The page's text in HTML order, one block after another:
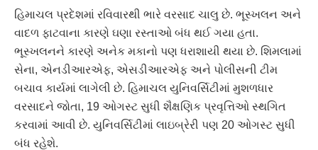
હિમાચલ પ્રદેશમાં રવિવારથી ભારે વરસાદ ચાલુ છે. ભૂસ્ખલન અને
વાદળ ફાટવાના કારણે ઘણા રસ્તાઓ બંધ થઈ ગયા હતા.
ભૂસ્ખલનને કારણે અનેક મકાનો પણ ધરાશાયી થયા છે. શિમલામાં
સેના, એનડીઆરએફ, એસડીઆરએફ અને પોલીસની ટીમ
બચાવ કાર્યમાં લાગેલી છે. હિમાચલ યુનિવર્સિટીમાં મુશળધાર
વરસાદને જોતા, 19 ઓગસ્ટ સુધી શૈક્ષણિક પ્રવૃત્તિઓ સ્થગિત
કરવામાં આવી છે. યુનિવર્સિટીમાં લાઇબ્રેરી પણ 20 ઓગસ્ટ સુધી
બંધ રહેશે.